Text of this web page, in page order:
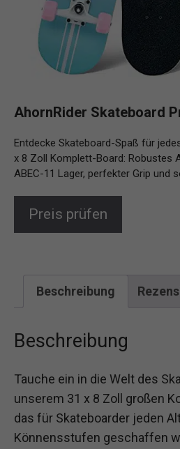
AhornRider Skateboard
Entdecke Skateboard-Spaß für
x 8 Zoll Komplett-Board: Robustes
ABEC-11 Lager, perfekter Grip und
Preis prüfen
Beschreibung
Beschreibung
Tauche ein in die Welt des
unserem 31 x 8 Zoll großen
das für Skateboarder jeden
Könnensstufen geschaffen